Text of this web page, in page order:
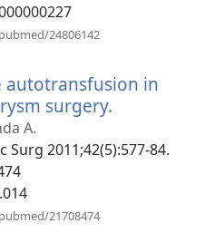
24806142
fenêtre)
autotransfusion in
surgery.
nouvelle
A.
Surg 2011;42(5):577-84.
21708474